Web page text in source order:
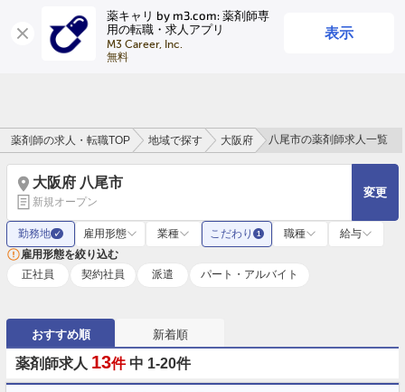
薬キャリ by m3.com: 薬剤師専
用の転職・求人アプリ
M3 Career, Inc.
無料
表示
ログイン
薬剤師の求人・転職TOP 地域で探す 大阪府 八尾市の薬剤師求人一覧
大阪府 八尾市
新規オープン
変更
勤務地 ✓ 雇用形態 業種 こだわり 1 職種
給与
雇用形態を絞り込む
正社員
契約社員 派遣 パート・アルバイト
おすすめ順 新着順
薬剤師求人 13件 中 1-20件